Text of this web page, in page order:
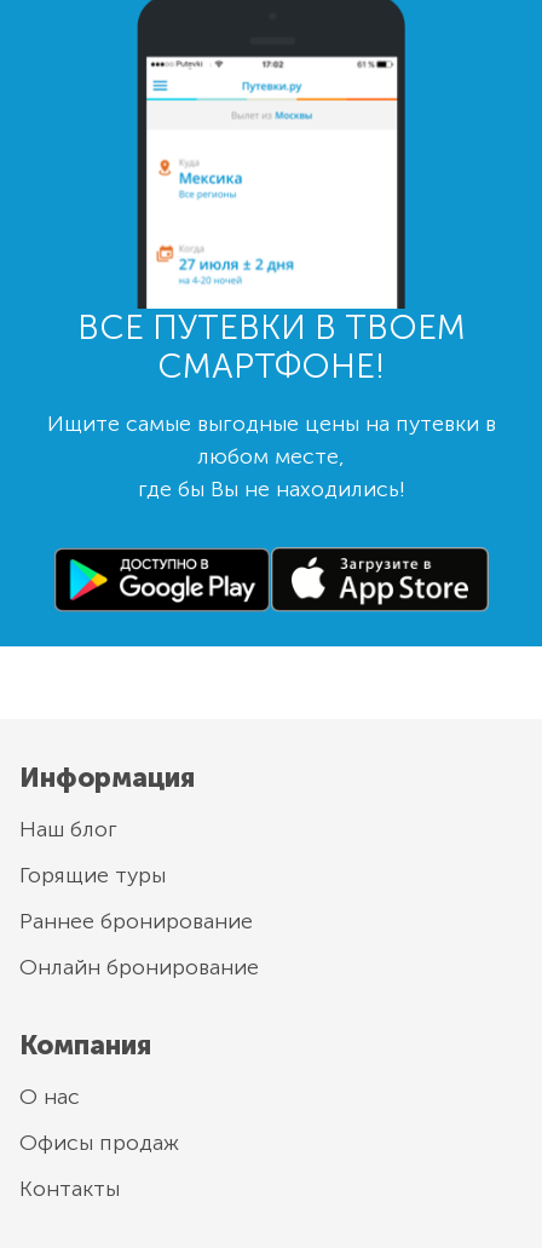
ВСЕ ПУТЕВКИ В ТВОЕМ
СМАРТФОНЕ!
Ищите самые выгодные цены на путевки в
любом месте,
где бы Вы не находились!
Информация
Наш блог
Горящие туры
Раннее бронирование
Онлайн бронирование
Компания
О нас
Офисы продаж
Контакты